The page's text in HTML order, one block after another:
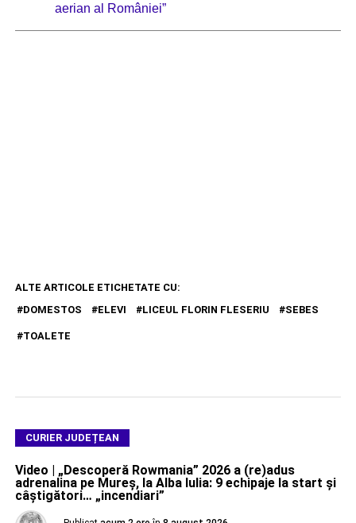
aerian al României”
ALTE ARTICOLE ETICHETATE CU:
DOMESTOS
ELEVI LICEUL FLORIN FLESERIU SEBES
TOALETE
CURIER JUDEȚEAN
Video | „Descoperă Rowmania” 2026 a (re)adus
adrenalina pe Mureș, la Alba Iulia: 9 echipaje la start și
câștigători… „incendiari”